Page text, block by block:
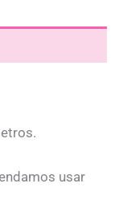
usar